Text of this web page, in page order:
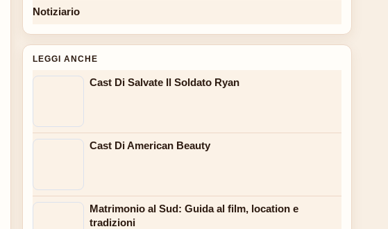
Notiziario
LEGGI ANCHE
Cast Di Salvate Il Soldato Ryan
Cast Di American Beauty
Matrimonio al Sud: Guida al film, location e
tradizioni